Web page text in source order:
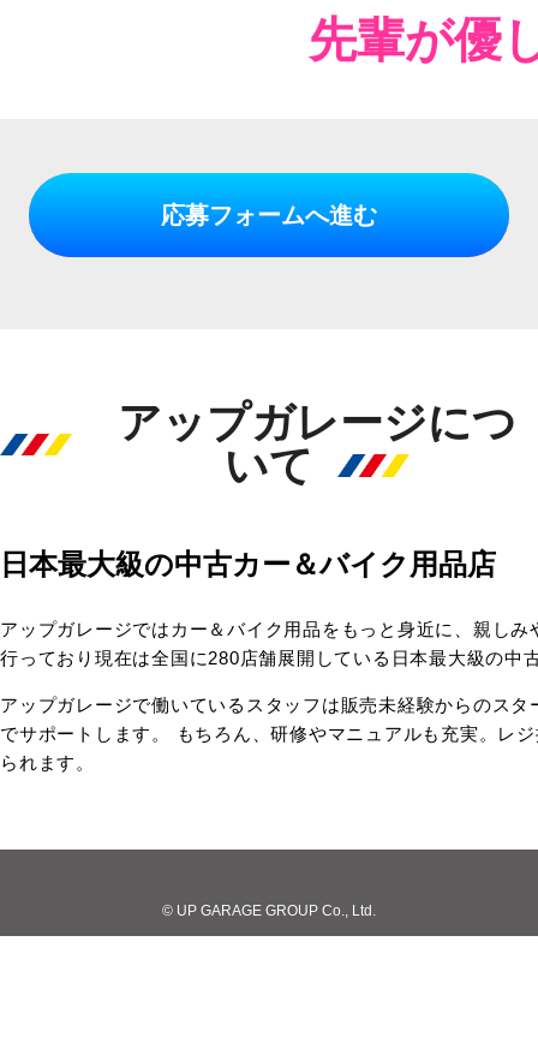
先輩が優
応募フォームへ進む
アップガレージにつ
いて
日本最大級の中古カー＆バイク用品店
アップガレージではカー＆バイク用品をもっと身近に、親し
行っており現在は全国に280店舗展開している日本最大級の中
アップガレージで働いているスタッフは販売未経験からのス
でサポートします。 もちろん、研修やマニュアルも充実。レ
られます。
© UP GARAGE GROUP Co., Ltd.